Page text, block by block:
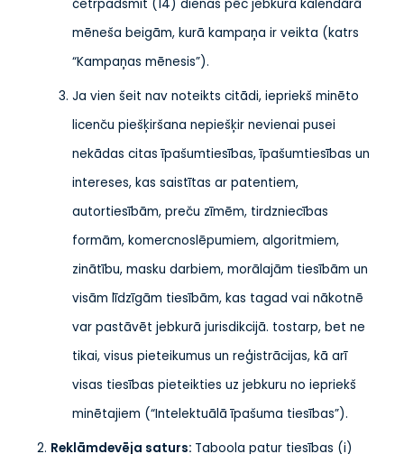
četrpadsmit (14) dienas pēc jebkura kalendārā
mēneša beigām, kurā kampaņa ir veikta (katrs
“Kampaņas mēnesis”).
Ja vien šeit nav noteikts citādi, iepriekš minēto
licenču piešķiršana nepiešķir nevienai pusei
nekādas citas īpašumtiesības, īpašumtiesības un
intereses, kas saistītas ar patentiem,
autortiesībām, preču zīmēm, tirdzniecības
formām, komercnoslēpumiem, algoritmiem,
zinātību, masku darbiem, morālajām tiesībām un
visām līdzīgām tiesībām, kas tagad vai nākotnē
var pastāvēt jebkurā jurisdikcijā. tostarp, bet ne
tikai, visus pieteikumus un reģistrācijas, kā arī
visas tiesības pieteikties uz jebkuru no iepriekš
minētajiem (“Intelektuālā īpašuma tiesības”).
Reklāmdevēja saturs: Taboola patur tiesības (i)